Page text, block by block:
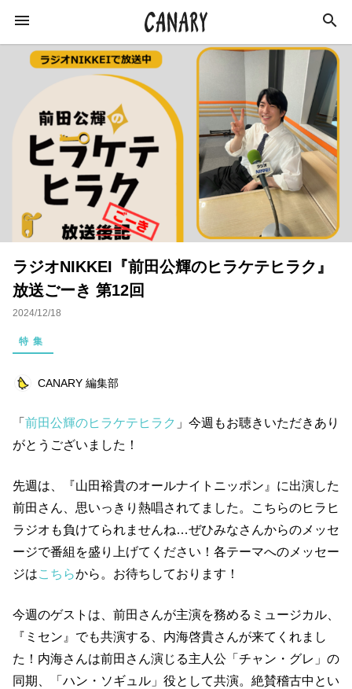
KEYWORD
ラジオ 特集 カルチャー イベント
インタビュー 学び イベントレポート
恋愛 オンラインサロン スキルアップ
ビジネス
美容師 浜田ブリトニー 健康 まとめ
ラジオNIKKEI『前田公輝のヒラケテヒラク』
放送ごーき 第12回
2024/12/18
特集
CANARY 編集部
「 前田公輝のヒラケテヒラク 」今週もお聴きいただきあり
がとうございました！
先週は、『山田裕貴のオールナイトニッポン』に出演した
前田さん、思いっきり熱唱されてました。こちらのヒラヒ
ラジオも負けてられませんね…ぜひみなさんからのメッセ
ージで番組を盛り上げてください！各テーマへのメッセー
ジはこちらから。お待ちしております！
今週のゲストは、前田さんが主演を務めるミュージカル、
『ミセン』でも共演する、内海啓貴さんが来てくれまし
た！内海さんは前田さん演じる主人公「チャン・グレ」の
同期、「ハン・ソギュル」役として共演。絶賛稽古中とい